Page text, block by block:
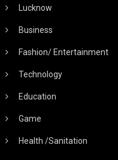
Lucknow
Business
Fashion/ Entertainment
Technology
Education
Game
Health /Sanitation